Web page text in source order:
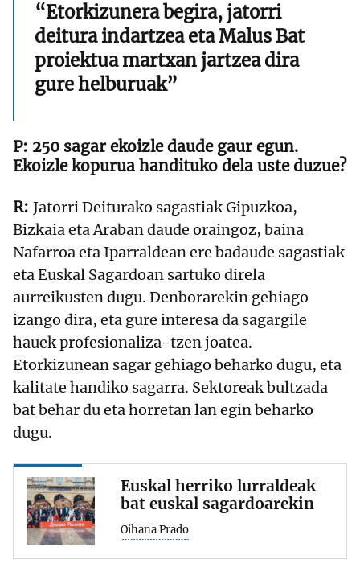
“Etorkizunera begira, jatorri
deitura indartzea eta Malus Bat
proiektua martxan jartzea dira
gure helburuak”
250 sagar ekoizle daude gaur egun.
Ekoizle kopurua handituko dela uste duzue?
Jatorri Deiturako sagastiak Gipuzkoa,
Bizkaia eta Araban daude oraingoz, baina
Nafarroa eta Iparraldean ere badaude sagastiak
eta Euskal Sagardoan sartuko direla
aurreikusten dugu. Denborarekin gehiago
izango dira, eta gure interesa da sagargile
hauek profesionaliza-tzen joatea.
Etorkizunean sagar gehiago beharko dugu, eta
kalitate handiko sagarra. Sektoreak bultzada
bat behar du eta horretan lan egin beharko
dugu.
Euskal herriko lurraldeak
bat euskal sagardoarekin
Oihana Prado